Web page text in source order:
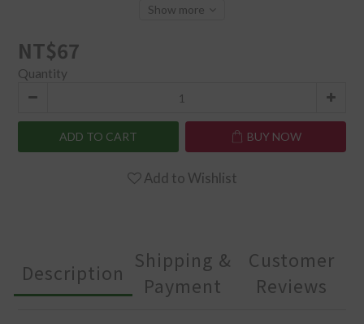
Show more
NT$67
Quantity
ADD TO CART BUY NOW
Add to Wishlist
Description
Shipping &
Payment
Customer
Reviews